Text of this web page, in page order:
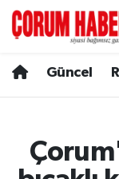
Güncel
Spor
Resmi
Hava
Çorum